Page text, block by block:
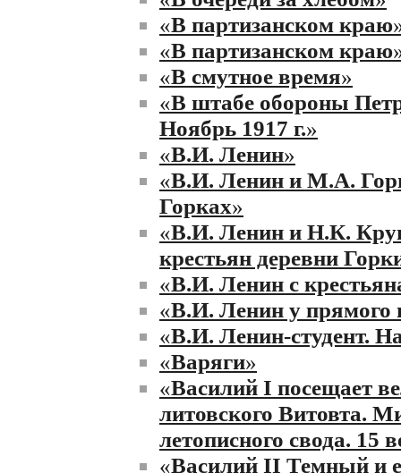
«В партизанском краю
«В партизанском краю
«В смутное время»
«В штабе обороны
Ноябрь 1917 г.»
«В.И. Ленин»
«В.И. Ленин и М.А.
Горках»
«В.И. Ленин и Н.К.
крестьян деревни
«В.И. Ленин с
«В.И. Ленин у прямого
«В.И. Ленин-студент.
«Варяги»
«Василий I посещает
литовского Витовта.
летописного свода. 15
«Василий II Темный и